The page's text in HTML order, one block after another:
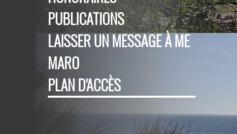
PUBLICATIONS
LAISSER UN MESSAGE À ME
MARO
PLAN D'ACCÈS